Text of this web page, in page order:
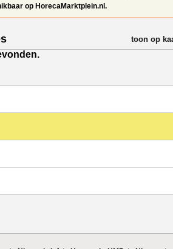
op HorecaMarktplein.nl.
verfijn
toon op